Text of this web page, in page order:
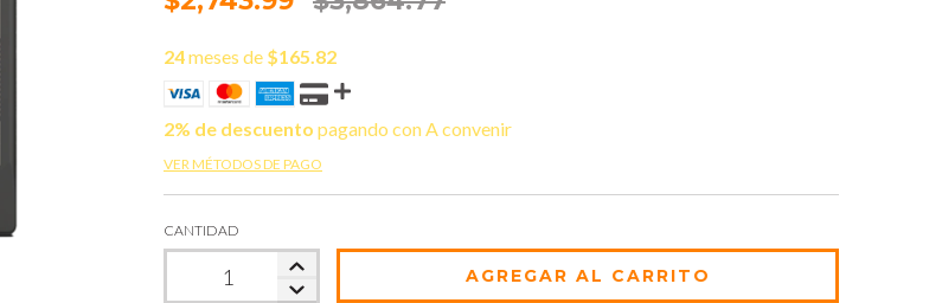
24meses de $165.82
2% de descuento pagando con A convenir
VER MÉTODOS DE PAGO
CANTIDAD